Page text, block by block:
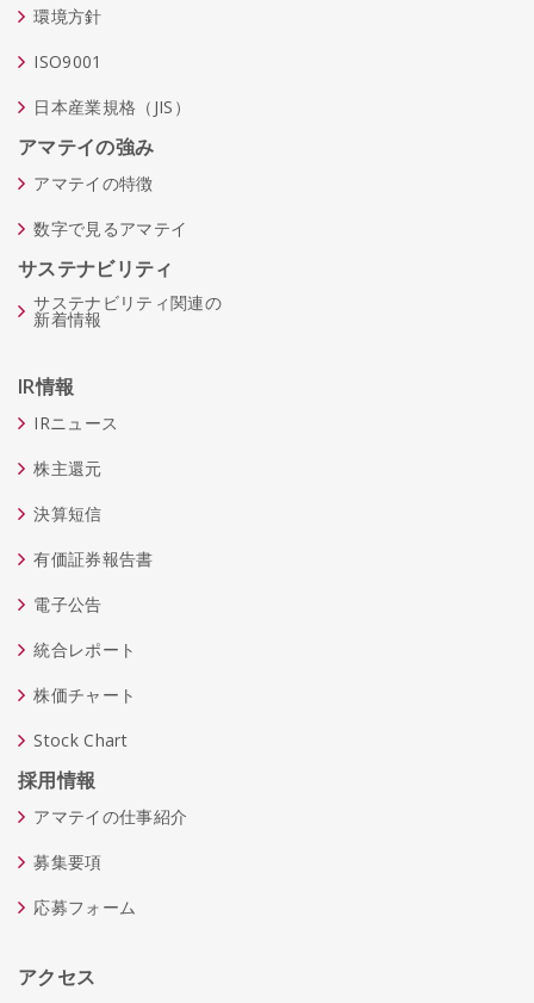
環境方針
ISO9001
日本産業規格（JIS）
アマテイの強み
アマテイの特徴
数字で見るアマテイ
サステナビリティ
サステナビリティ関連の
新着情報
IR情報
IRニュース
株主還元
決算短信
有価証券報告書
電子公告
統合レポート
株価チャート
Stock Chart
採用情報
アマテイの仕事紹介
募集要項
応募フォーム
アクセス